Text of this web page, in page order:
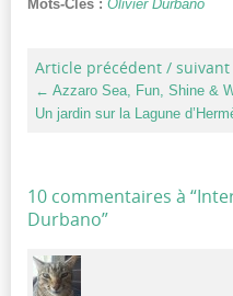
Mots-Clés : Olivier Durbano
Article précédent / suivant
← Azzaro Sea, Fun, Shine &
Un jardin sur la Lagune
10 commentaires à “
Durbano”